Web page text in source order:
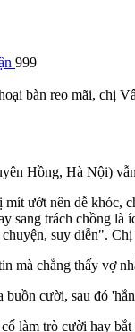
999
bàn reo mãi, chị
Hồng, Hà Nội)
ướt nên dễ khóc,
sang trách chồng
suy diễn".
mà chẳng thấy vợ
cười, sau đó
làm trò cười hay